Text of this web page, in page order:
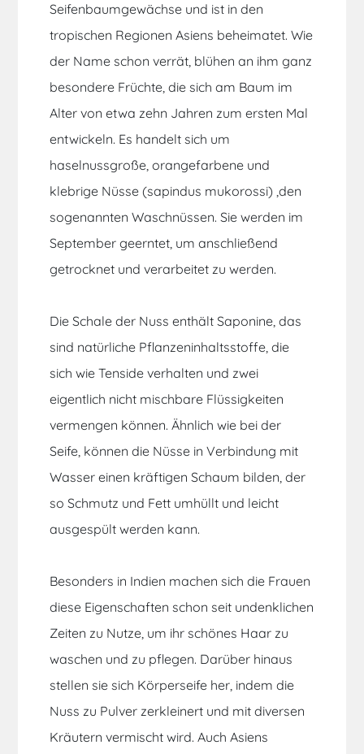
Seifenbaumgewächse und ist in den
tropischen Regionen Asiens beheimatet. Wie
der Name schon verrät, blühen an ihm ganz
besondere Früchte, die sich am Baum im
Alter von etwa zehn Jahren zum ersten Mal
entwickeln. Es handelt sich um
haselnussgroße, orangefarbene und
klebrige Nüsse (sapindus mukorossi) ,den
sogenannten Waschnüssen. Sie werden im
September geerntet, um anschließend
getrocknet und verarbeitet zu werden.
Die Schale der Nuss enthält Saponine, das
sind natürliche Pflanzeninhaltsstoffe, die
sich wie Tenside verhalten und zwei
eigentlich nicht mischbare Flüssigkeiten
vermengen können. Ähnlich wie bei der
Seife, können die Nüsse in Verbindung mit
Wasser einen kräftigen Schaum bilden, der
so Schmutz und Fett umhüllt und leicht
ausgespült werden kann.
Besonders in Indien machen sich die Frauen
diese Eigenschaften schon seit undenklichen
Zeiten zu Nutze, um ihr schönes Haar zu
waschen und zu pflegen. Darüber hinaus
stellen sie sich Körperseife her, indem die
Nuss zu Pulver zerkleinert und mit diversen
Kräutern vermischt wird. Auch Asiens